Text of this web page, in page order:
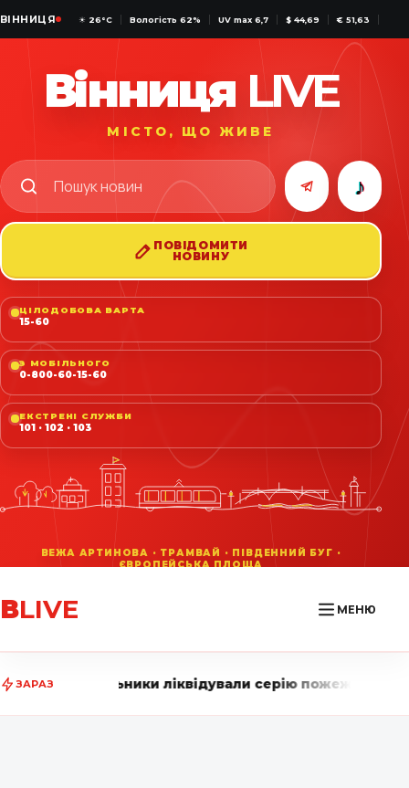
ВІННИЦЯ ☀ 26°C Вологість 62% UV max 6,7 $ 44,69 € 51,63
Вінниця LIVE
МІСТО, ЩО ЖИВЕ
♪
ПОВІДОМИТИ
НОВИНУ
ЦІЛОДОБОВА ВАРТА
15-60
З МОБІЛЬНОГО
0-800-60-15-60
ЕКСТРЕНІ СЛУЖБИ
101 · 102 · 103
ВLIVE МЕНЮ
ЗАРАЗ ліквідували серію пожеж на Вінниччині